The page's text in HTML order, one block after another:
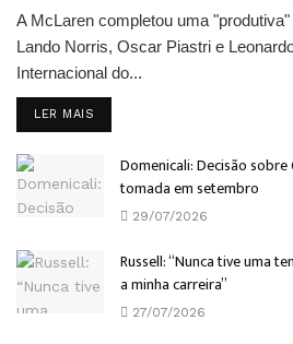
A McLaren completou uma
Lando Norris, Oscar Piastri e
Internacional do...
LER MAIS
Domenicali: Decisão
tomada em setembro
29/07/2026
Russell: “Nunca tive uma
a minha carreira”
27/07/2026